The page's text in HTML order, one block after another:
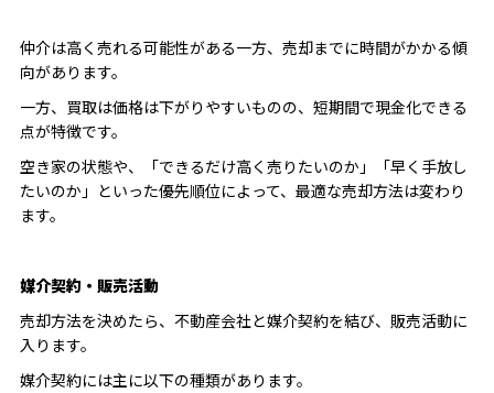
仲介は高く売れる可能性がある一方、売却までに時間がかかる傾
向があります。
一方、買取は価格は下がりやすいものの、短期間で現金化できる
点が特徴です。
空き家の状態や、「できるだけ高く売りたいのか」「早く手放し
たいのか」といった優先順位によって、最適な売却方法は変わり
ます。
媒介契約・販売活動
売却方法を決めたら、不動産会社と媒介契約を結び、販売活動に
入ります。
媒介契約には主に以下の種類があります。